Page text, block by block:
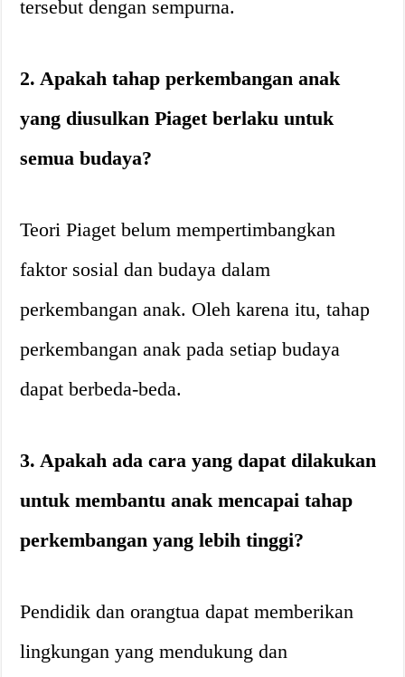
tersebut dengan sempurna.
2. Apakah tahap perkembangan anak
yang diusulkan Piaget berlaku untuk
semua budaya?
Teori Piaget belum mempertimbangkan
faktor sosial dan budaya dalam
perkembangan anak. Oleh karena itu, tahap
perkembangan anak pada setiap budaya
dapat berbeda-beda.
3. Apakah ada cara yang dapat dilakukan
untuk membantu anak mencapai tahap
perkembangan yang lebih tinggi?
Pendidik dan orangtua dapat memberikan
lingkungan yang mendukung dan